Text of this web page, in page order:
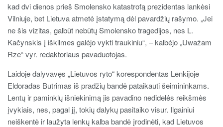
kad dvi dienos prieš Smolensko katastrofą prezidentas lankėsi
Vilniuje, bet Lietuva atmetė įstatymą dėl pavardžių rašymo. „Jei
ne šis vizitas, galbūt nebūtų Smolensko tragedijos, nes L.
Kačynskis į iškilmes galėjo vykti traukiniu“, – kalbėjo „Uważam
Rze“ vyr. redaktoriaus pavaduotojas.
Laidoje dalyvavęs „Lietuvos ryto“ korespondentas Lenkijoje
Eldoradas Butrimas iš pradžių bandė pataikauti šeimininkams.
Lentų ir paminklų išniekinimą jis pavadino nedidelės reikšmės
įvykiais, nes, pagal jį, tokių dalykų pasitaiko visur. Ilgainiui
neiškentė ir laužyta lenkų kalba bandė įrodinėti, kad Lietuvos